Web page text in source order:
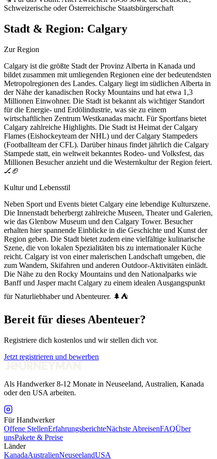
Schweizerische oder Österreichische Staatsbürgerschaft
Stadt & Region: Calgary
Zur Region
Calgary ist die größte Stadt der Provinz Alberta in Kanada und
bildet zusammen mit umliegenden Regionen eine der bedeutendsten
Metropolregionen des Landes. Calgary liegt im südlichen Alberta in
der Nähe der kanadischen Rocky Mountains und hat etwa 1,3
Millionen Einwohner. Die Stadt ist bekannt als wichtiger Standort
für die Energie- und Erdölindustrie, was sie zu einem
wirtschaftlichen Zentrum Westkanadas macht. Für Sportfans bietet
Calgary zahlreiche Highlights. Die Stadt ist Heimat der Calgary
Flames (Eishockeyteam der NHL) und der Calgary Stampeders
(Footballteam der CFL). Darüber hinaus findet jährlich die Calgary
Stampede statt, ein weltweit bekanntes Rodeo- und Volksfest, das
Millionen Besucher anzieht und die Westernkultur der Region feiert.
🏒🏈
Kultur und Lebensstil
Neben Sport und Events bietet Calgary eine lebendige Kulturszene.
Die Innenstadt beherbergt zahlreiche Museen, Theater und Galerien,
wie das Glenbow Museum und den Calgary Tower. Besucher
erhalten hier spannende Einblicke in die Geschichte und Kunst der
Region geben. Die Stadt bietet zudem eine vielfältige kulinarische
Szene, die von lokalen Spezialitäten bis zu internationaler Küche
reicht. Calgary ist von einer malerischen Landschaft umgeben, die
zum Wandern, Skifahren und anderen Outdoor-Aktivitäten einlädt.
Die Nähe zu den Rocky Mountains und den Nationalparks wie
Banff und Jasper macht Calgary zu einem idealen Ausgangspunkt
für Naturliebhaber und Abenteurer. 🌲⛺
Bereit für dieses Abenteuer?
Registriere dich kostenlos und wir stellen dich vor.
Jetzt registrieren und bewerben
Als Handwerker 8-12 Monate in Neuseeland, Australien, Kanada
oder den USA arbeiten.
Für Handwerker
Offene StellenErfahrungsberichteNächste AbreisenFAQÜber
unsPakete & Preise
Länder
KanadaAustralienNeuseelandUSA